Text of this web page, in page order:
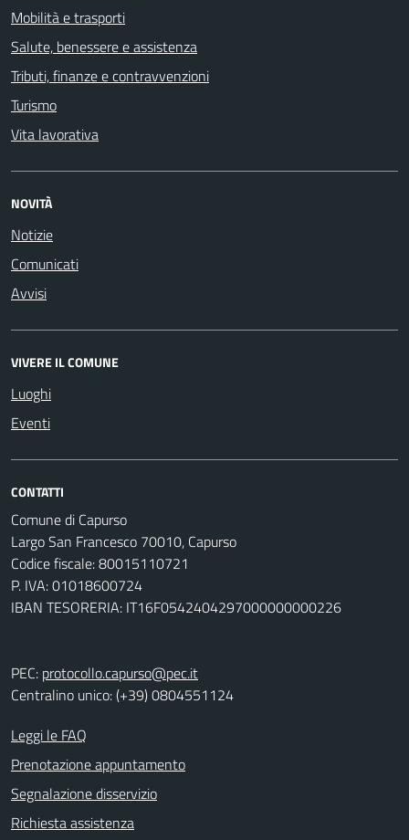
Mobilità e trasporti
Salute, benessere e assistenza
Tributi, finanze e contravvenzioni
Turismo
Vita lavorativa
NOVITÀ
Notizie
Comunicati
Avvisi
VIVERE IL COMUNE
Luoghi
Eventi
CONTATTI
Comune di Capurso
Largo San Francesco 70010, Capurso
Codice fiscale: 80015110721
P. IVA: 01018600724
IBAN TESORERIA: IT16F0542404297000000000226
PEC: protocollo.capurso@pec.it
Centralino unico: (+39) 0804551124
Leggi le FAQ
Prenotazione appuntamento
Segnalazione disservizio
Richiesta assistenza